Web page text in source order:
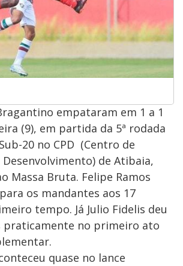
empataram em 1 a 1
(9), em partida da 5ª rodada
20 no CPD (Centro de
de Atibaia,
Massa Bruta. Felipe Ramos
os mandantes aos 17
tempo. Já Julio Fidelis deu
praticamente no primeiro ato
quase no lance